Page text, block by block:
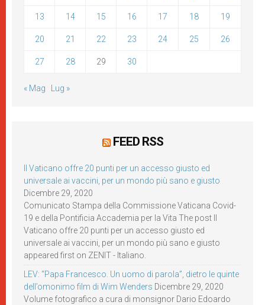
13 14 15 16 17 18 19
20 21 22 23 24 25 26
27 28 29 30
« Mag Lug »
FEED RSS
Il Vaticano offre 20 punti per un accesso giusto ed
universale ai vaccini, per un mondo più sano e giusto
Dicembre 29, 2020
Comunicato Stampa della Commissione Vaticana Covid-
19 e della Pontificia Accademia per la Vita The post Il
Vaticano offre 20 punti per un accesso giusto ed
universale ai vaccini, per un mondo più sano e giusto
appeared first on ZENIT - Italiano.
LEV: “Papa Francesco. Un uomo di parola”, dietro le quinte
dell’omonimo film di Wim Wenders Dicembre 29, 2020
Volume fotografico a cura di monsignor Dario Edoardo